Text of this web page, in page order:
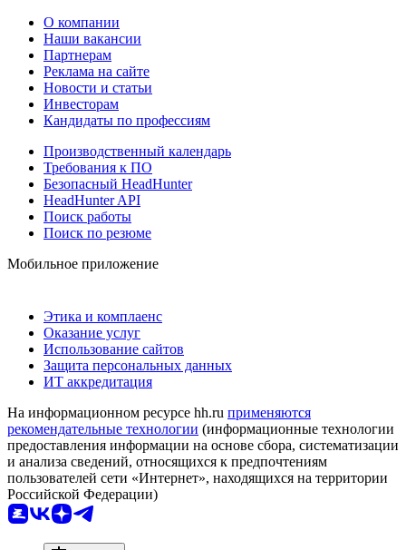
О компании
Наши вакансии
Партнерам
Реклама на сайте
Новости и статьи
Инвесторам
Кандидаты по профессиям
Производственный календарь
Требования к ПО
Безопасный HeadHunter
HeadHunter API
Поиск работы
Поиск по резюме
Мобильное приложение
Этика и комплаенс
Оказание услуг
Использование сайтов
Защита персональных данных
ИТ аккредитация
На информационном ресурсе hh.ru применяются
рекомендательные технологии (информационные технологии
предоставления информации на основе сбора, систематизации
и анализа сведений, относящихся к предпочтениям
пользователей сети «Интернет», находящихся на территории
Российской Федерации)